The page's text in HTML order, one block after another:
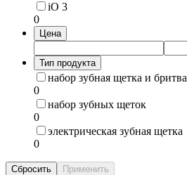
iO 3
0
Цена
Тип продукта
набор зубная щетка и бритва
0
набор зубных щеток
0
электрическая зубная щетка
0
Сбросить Применить